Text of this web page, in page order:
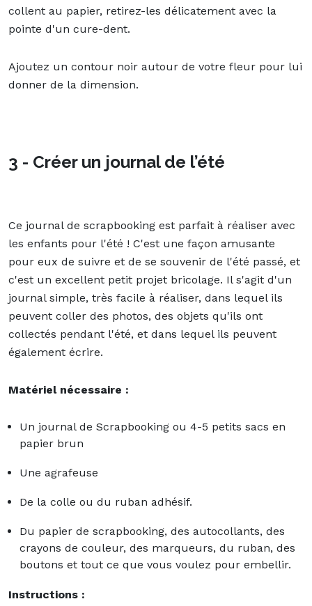
collent au papier, retirez-les délicatement avec la
pointe d'un cure-dent.
Ajoutez un contour noir autour de votre fleur pour lui
donner de la dimension.
3 - Créer un journal de l’été
Ce journal de scrapbooking est parfait à réaliser avec
les enfants pour l'été ! C'est une façon amusante
pour eux de suivre et de se souvenir de l'été passé, et
c'est un excellent petit projet bricolage. Il s'agit d'un
journal simple, très facile à réaliser, dans lequel ils
peuvent coller des photos, des objets qu'ils ont
collectés pendant l'été, et dans lequel ils peuvent
également écrire.
Matériel nécessaire :
Un journal de Scrapbooking ou 4-5 petits sacs en
papier brun
Une agrafeuse
De la colle ou du ruban adhésif.
Du papier de scrapbooking, des autocollants, des
crayons de couleur, des marqueurs, du ruban, des
boutons et tout ce que vous voulez pour embellir.
Instructions :